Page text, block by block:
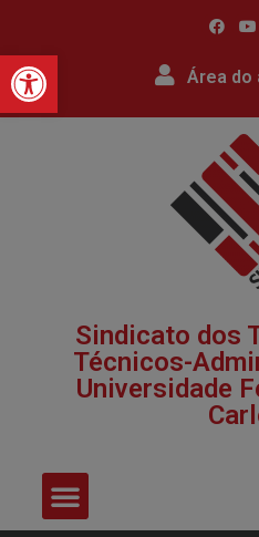
Barra de Área do
Sindicato dos
Técnicos-
Universidade